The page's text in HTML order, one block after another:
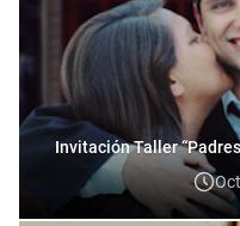
Invitación Taller